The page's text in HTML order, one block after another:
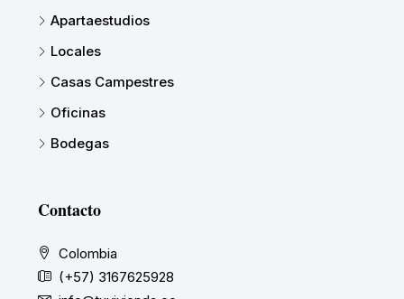
Apartaestudios
Locales
Casas Campestres
Oficinas
Bodegas
Contacto
Colombia
(+57) 3167625928